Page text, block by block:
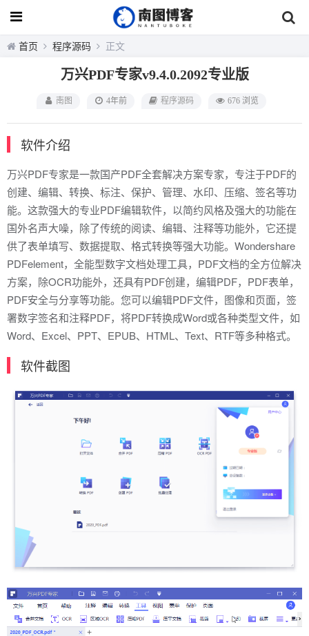
首页 程序源码 正文
万兴PDF专家v9.4.0.2092专业版
南图 4年前 程序源码 676 浏览
软件介绍
万兴PDF专家是一款国产PDF全套解决方案专家，专注于PDF的
创建、编辑、转换、标注、保护、管理、水印、压缩、签名等功
能。这款强大的专业PDF编辑软件，以简约风格及强大的功能在
国外名声大噪，除了传统的阅读、编辑、注释等功能外，它还提
供了表单填写、数据提取、格式转换等强大功能。Wondershare
PDFelement，全能型数字文档处理工具，PDF文档的全方位解决
方案，除OCR功能外，还具有PDF创建，编辑PDF，PDF表单，
PDF安全与分享等功能。您可以编辑PDF文件，图像和页面，签
署数字签名和注释PDF，将PDF转换成Word或各种类型文件，如
Word、Excel、PPT、EPUB、HTML、Text、RTF等多种格式。
软件截图